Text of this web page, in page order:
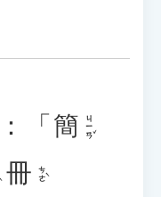
：「 簡 ㄐㄧㄢˇ
冊 ㄘㄜˋ